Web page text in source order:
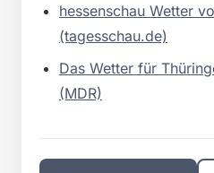
hessenschau Wetter
(tagesschau.de)
Das Wetter für
(MDR)